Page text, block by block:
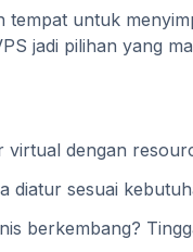
tempat untuk
jadi pilihan yang
virtual dengan
diatur sesuai
berkembang?